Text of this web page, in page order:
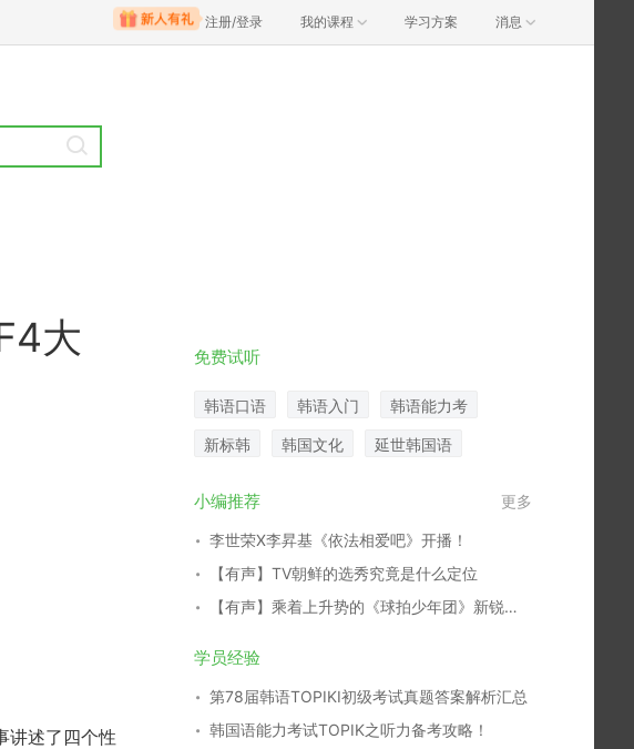
注册/登录 我的课程 学习方案 消息
大
讲述了四个性
免费试听
韩语口语 韩语入门 韩语能力考
新标韩 韩国文化 延世韩国语
小编推荐 更多
李世荣X李昇基《依法相爱吧》开播！
【有声】TV朝鲜的选秀究竟是什么定位
【有声】乘着上升势的《球拍少年团》新锐演员们
学员经验
第78届韩语TOPIKⅠ初级考试真题答案解析汇总
韩国语能力考试TOPIK之听力备考攻略！